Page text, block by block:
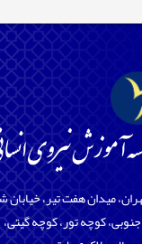
میدان هفت تیر، خیابان
کوچه تور، کوچه گیتی،